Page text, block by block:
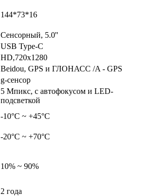
144*73*16
Сенсорный, 5.0''
USB Type-C
HD,720x1280
Beidou, GPS и ГЛОНАСС /A - GPS
g-сенсор
5 Мпикс, с автофокусом и LED-
подсветкой
-10°C ~ +45°C
-20°С ~ +70°С
10% ~ 90%
2 года